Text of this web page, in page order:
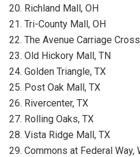
20. Richland Mall, OH
21. Tri-County Mall, OH
22. The Avenue Carriage
23. Old Hickory Mall, TN
24. Golden Triangle, TX
25. Post Oak Mall, TX
26. Rivercenter, TX
27. Rolling Oaks, TX
28. Vista Ridge Mall, TX
29. Commons at Federal Way,